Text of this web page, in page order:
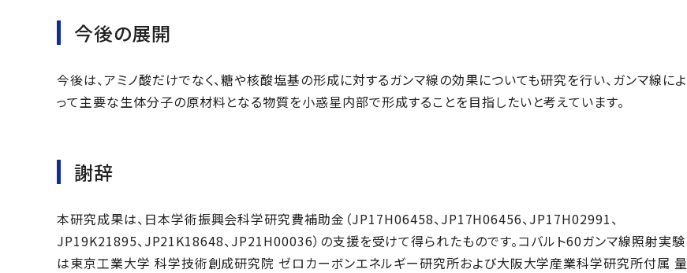
今後の展開
今後は、アミノ酸だけでなく、糖や核酸塩基の形成に対するガンマ線の効果についても研究を行い、ガンマ線によ
って主要な生体分子の原材料となる物質を小惑星内部で形成することを目指したいと考えています。
謝辞
本研究成果は、日本学術振興会科学研究費補助金（JP17H06458、JP17H06456、JP17H02991、
JP19K21895、JP21K18648、JP21H00036）の支援を受けて得られたものです。コバルト60ガンマ線照射実験
は東京工業大学 科学技術創成研究院 ゼロカーボンエネルギー研究所および大阪大学産業科学研究所付属 量